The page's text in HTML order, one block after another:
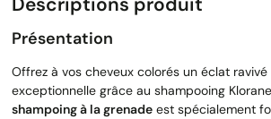
Présentation
Offrez à vos cheveux colorés un éclat
exceptionnelle grâce au shampooing
shampoing à la grenade est spécialement